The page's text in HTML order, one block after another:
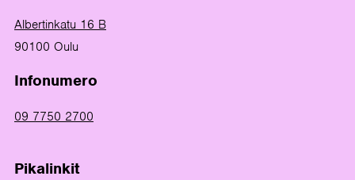
Albertinkatu 16 B
90100 Oulu
Infonumero
09 7750 2700
Pikalinkit